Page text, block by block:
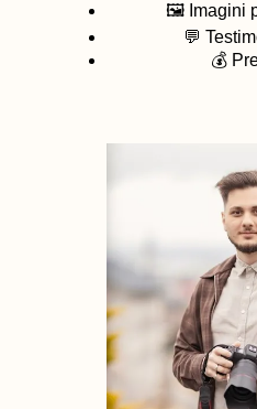
🖼️ Imagini
💬
💰